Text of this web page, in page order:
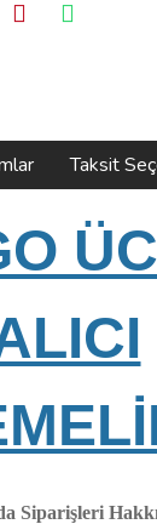
Taksit
Siparişleri